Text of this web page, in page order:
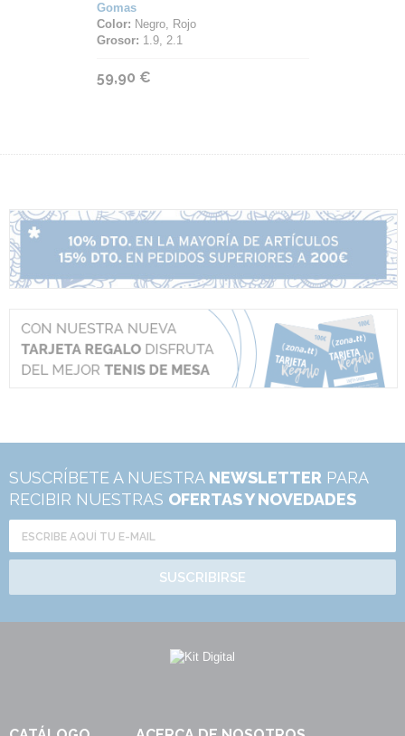
Gomas
Color: Negro, Rojo
Grosor: 1.9, 2.1
59,90 €
SUSCRÍBETE A NUESTRA NEWSLETTER PARA
RECIBIR NUESTRAS OFERTAS Y NOVEDADES
SUSCRIBIRSE